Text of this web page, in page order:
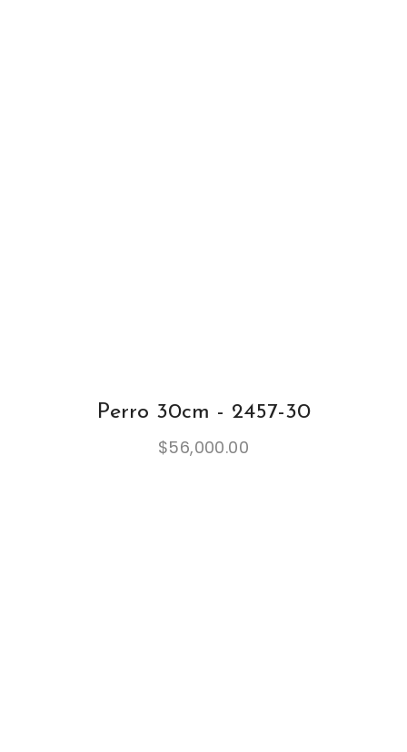
Perro 30cm - 2457-30
$56,000.00